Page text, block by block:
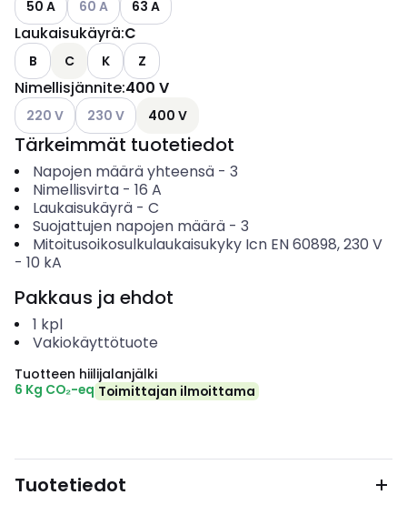
50 A
60 A 63 A
Laukaisukäyrä:C
B C K Z
Nimellisjännite:400 V
Katso käytettävissä olevat vaihtoehdot
220 V Katso käytettävissä olevat vaihtoehdot
230 V 400 V
Tärkeimmät tuotetiedot
Napojen määrä yhteensä- 3
Nimellisvirta- 16 A
Laukaisukäyrä- C
Suojattujen napojen määrä- 3
Mitoitusoikosulkulaukaisukyky Icn EN 60898, 230 V
- 10 kA
Pakkaus ja ehdot
1 kpl
Vakiokäyttötuote
Tuotteen hiilijalanjälki
6 Kg CO₂-eq Toimittajan ilmoittama
Tuotetiedot